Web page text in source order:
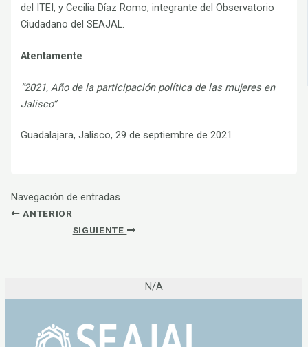
del ITEI, y Cecilia Díaz Romo, integrante del Observatorio
Ciudadano del SEAJAL.
Atentamente
“2021, Año de la participación política de las mujeres en
Jalisco”
Guadalajara, Jalisco, 29 de septiembre de 2021
Navegación de entradas
ANTERIOR
SIGUIENTE
N/A